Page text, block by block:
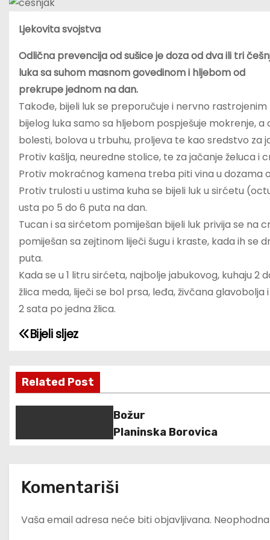
Ljekovita svojstva
Odlična prevencija od sušice je doza od dva ili tri
luka sa suhom masnom govedinom i hljebom od
prekrupe jednom na dan.
Takođe, bijeli luk se preporučuje i nervno rastrojenim
bijelog luka samo sa hljebom pospješuje mokrenje, a
bolesti, bolova u trbuhu, proljeva te kao sredstvo za
Protiv kašlja, neuredne stolice, te za jačanje želuca i
Protiv mokraćnog kamena treba piti vina u dozama
Protiv trulosti u ustima kuha se bijeli luk u sirćetu
usta po 5 do 6 puta na dan.
Tucan i sa sirćetom pomiješan bijeli luk privija se na
pomiješan sa zejtinom liječi šugu i kraste, kada ih se
puta.
Kada se u 1 litru sirćeta, najbolje jabukovog, kuhaju 2
žlica meda, liječi se bol prsa, leđa, živčana glavobolja
2 sata po jedna žlica.
N
v
g
c
i
Bijeli sljez
Related Post
Božur
Planinska Borovica
Komentariši
Vaša email adresa neće biti objavljivana.